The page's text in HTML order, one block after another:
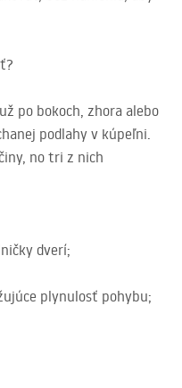
po bokoch, zhora alebo
podlahy v kúpeľni.
no tri z nich
dverí;
plynulosť pohybu;